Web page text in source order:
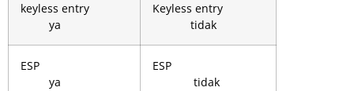
keyless entry
ya
Keyless entry
tidak
ESP
ya
ESP
tidak